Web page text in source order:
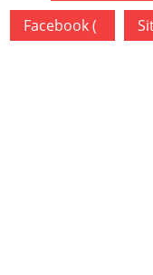
Facebook (